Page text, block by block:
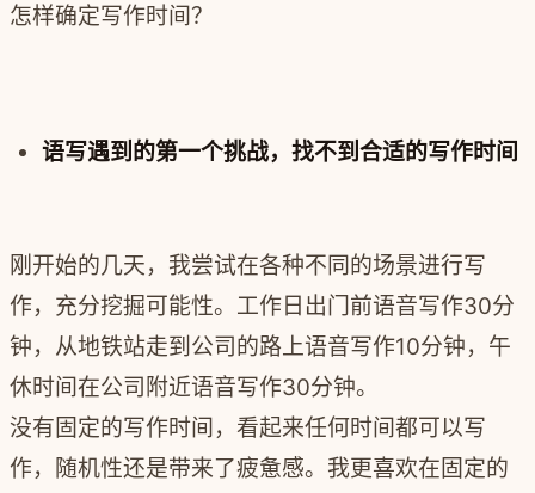
怎样确定写作时间？
语写遇到的第一个挑战，找不到合适的写作时间
刚开始的几天，我尝试在各种不同的场景进行写
作，充分挖掘可能性。工作日出门前语音写作30分
钟，从地铁站走到公司的路上语音写作10分钟，午
休时间在公司附近语音写作30分钟。
没有固定的写作时间，看起来任何时间都可以写
作，随机性还是带来了疲惫感。 我更喜欢在固定的